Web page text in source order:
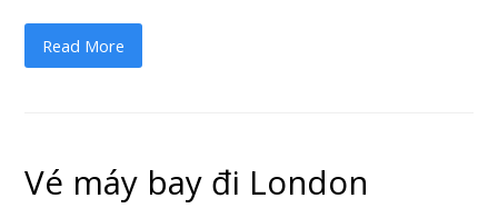
Read More
Vé máy bay đi London